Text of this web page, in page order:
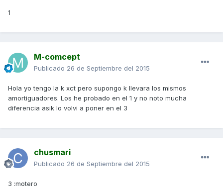
1
M-comcept
Publicado 26 de Septiembre del 2015
Hola yo tengo la k xct pero supongo k llevara los mismos
amortiguadores. Los he probado en el 1 y no noto mucha
diferencia asik lo volvi a poner en el 3
chusmari
Publicado 26 de Septiembre del 2015
3 :motero